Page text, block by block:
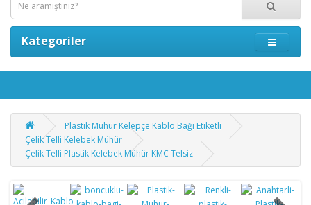
Kategoriler
Plastik Mühür Kelepçe Kablo Bağı Etiketli
Çelik Telli Kelebek Mühür
Çelik Telli Plastik Kelebek Mühür KMC Telsiz